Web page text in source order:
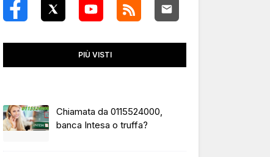
PIÙ VISTI
Chiamata da 0115524000,
banca Intesa o truffa?